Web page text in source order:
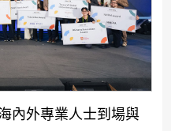
海內外專業人士到場與